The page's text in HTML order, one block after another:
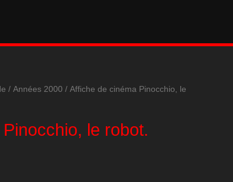
/ Années 2000 / Affiche de cinéma Pinocchio, le
le robot.